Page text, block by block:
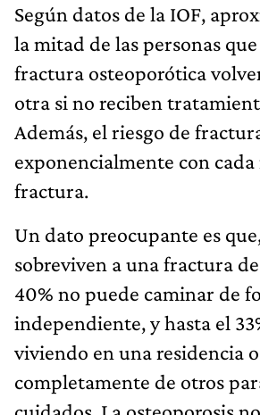
Según datos de la IOF,
la mitad de las personas
fractura osteoporótica
otra si no reciben
Además, el riesgo de
exponencialmente con cada
fractura.
Un dato preocupante es
sobreviven a una fractura
40% no puede caminar de
independiente, y hasta el
viviendo en una residencia
completamente de otros